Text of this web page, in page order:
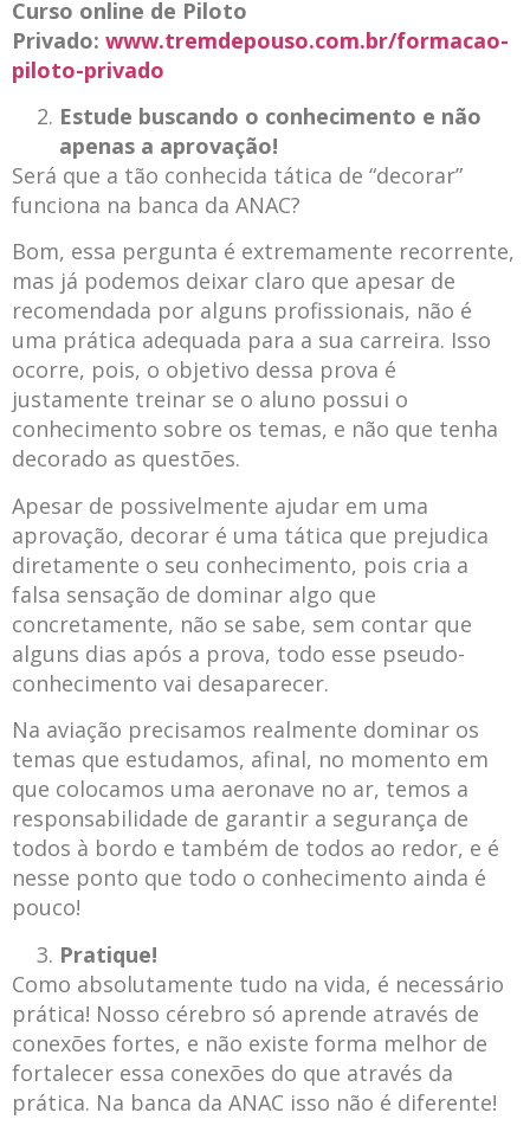
Curso online de Piloto
Privado: www.tremdepouso.com.br/formacao-
piloto-privado
Estude buscando o conhecimento e não
apenas a aprovação!
Será que a tão conhecida tática de “decorar”
funciona na banca da ANAC?
Bom, essa pergunta é extremamente recorrente,
mas já podemos deixar claro que apesar de
recomendada por alguns profissionais, não é
uma prática adequada para a sua carreira. Isso
ocorre, pois, o objetivo dessa prova é
justamente treinar se o aluno possui o
conhecimento sobre os temas, e não que tenha
decorado as questões.
Apesar de possivelmente ajudar em uma
aprovação, decorar é uma tática que prejudica
diretamente o seu conhecimento, pois cria a
falsa sensação de dominar algo que
concretamente, não se sabe, sem contar que
alguns dias após a prova, todo esse pseudo-
conhecimento vai desaparecer.
Na aviação precisamos realmente dominar os
temas que estudamos, afinal, no momento em
que colocamos uma aeronave no ar, temos a
responsabilidade de garantir a segurança de
todos à bordo e também de todos ao redor, e é
nesse ponto que todo o conhecimento ainda é
pouco!
Pratique!
Como absolutamente tudo na vida, é necessário
prática! Nosso cérebro só aprende através de
conexões fortes, e não existe forma melhor de
fortalecer essa conexões do que através da
prática. Na banca da ANAC isso não é diferente!